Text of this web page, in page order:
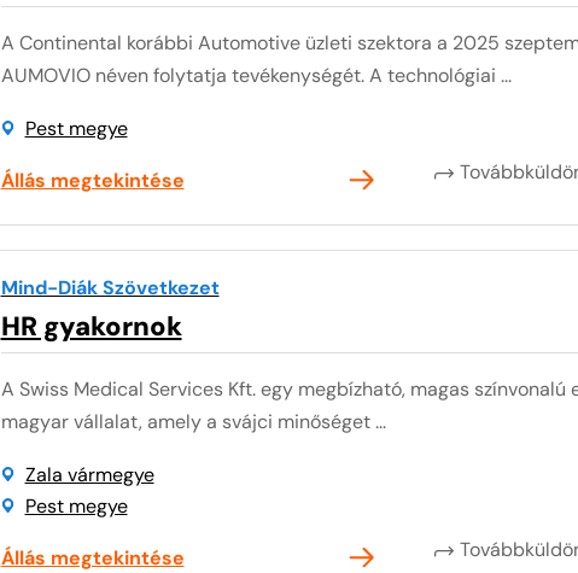
A Continental korábbi Automotive üzleti szektora a 2025
AUMOVIO néven folytatja tevékenységét. A technológiai ...
Pest megye
Állás megtekintése
Mind-Diák Szövetkezet
HR gyakornok
A Swiss Medical Services Kft. egy megbízható, magas
magyar vállalat, amely a svájci minőséget ...
Zala vármegye
Pest megye
Állás megtekintése